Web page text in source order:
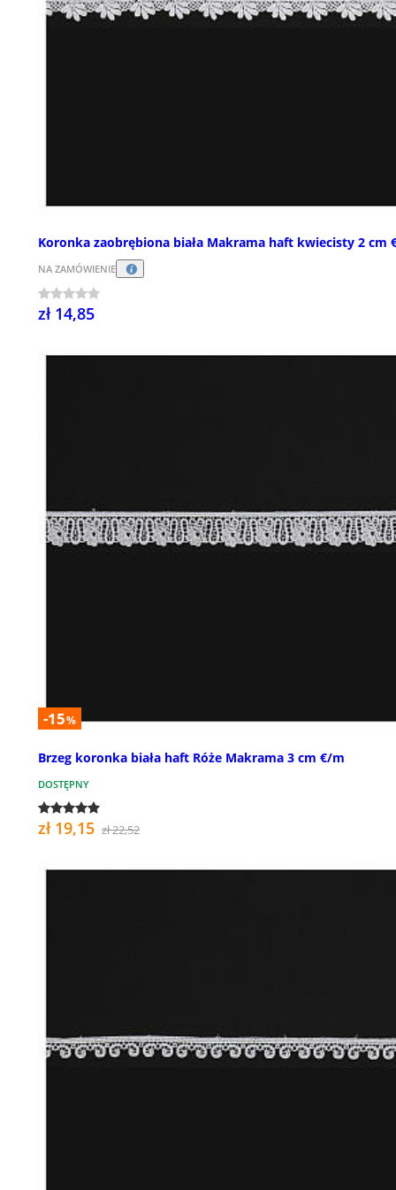
Koronka zaobrębiona biała Makrama haft kwiecisty 2 cm
NA ZAMÓWIENIE
zł 14,85
-15%
Brzeg koronka biała haft Róże Makrama 3 cm €/m
DOSTĘPNY
zł 19,15 zł 22,52